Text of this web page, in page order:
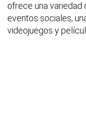
ofrece una variedad
eventos sociales,
videojuegos y